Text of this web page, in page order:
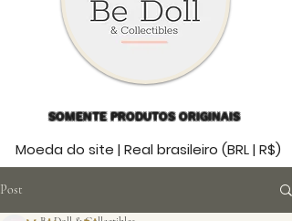
SOMENTE PRODUTOS ORIGINAIS
Moeda do site | Real brasileiro (BRL | R$)
Post